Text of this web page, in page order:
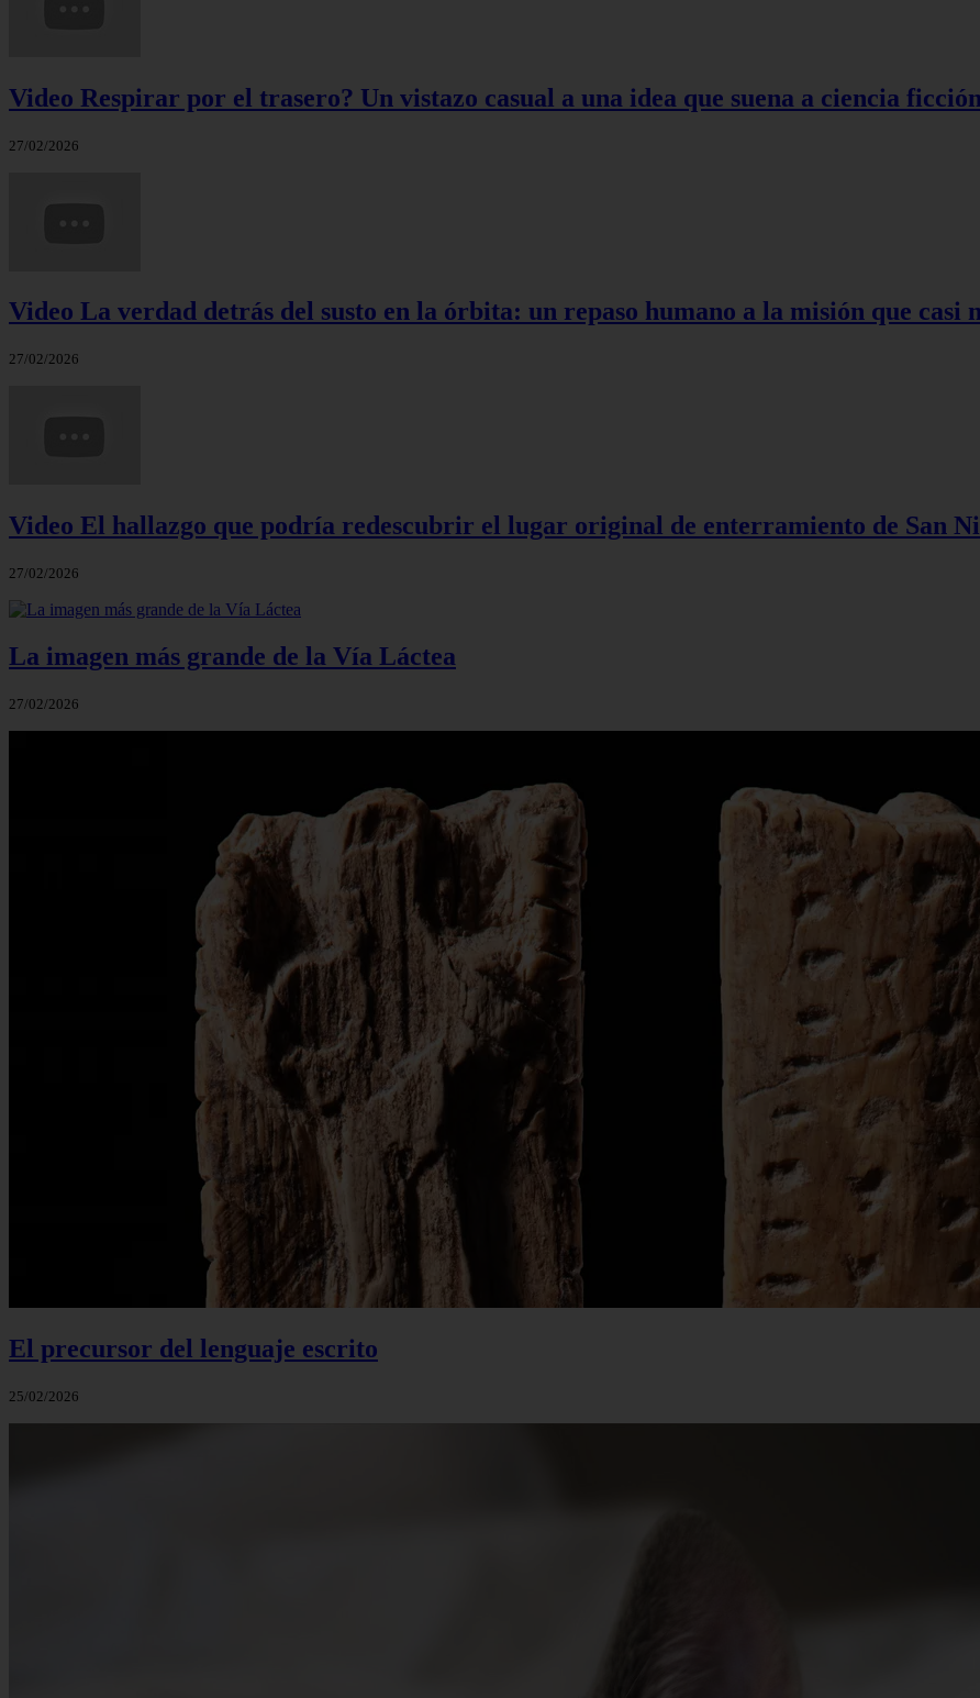
Video Respirar por el trasero? Un vistazo casual a una idea que suena a ciencia ficción
27/02/2026
Video La verdad detrás del susto en la órbita: un repaso humano a la misión que casi
27/02/2026
Video El hallazgo que podría redescubrir el lugar original de enterramiento de San
27/02/2026
La imagen más grande de la Vía Láctea
27/02/2026
El precursor del lenguaje escrito
25/02/2026